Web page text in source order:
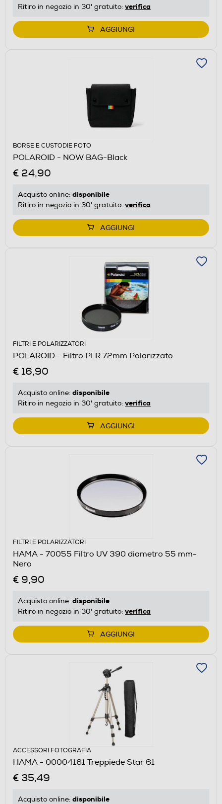
Ritiro in negozio in 30' gratuito: verifica
AGGIUNGI
BORSE E CUSTODIE FOTO
POLAROID - NOW BAG-Black
€ 24,90
Acquisto online: disponibile
Ritiro in negozio in 30' gratuito: verifica
AGGIUNGI
FILTRI E POLARIZZATORI
POLAROID - Filtro PLR 72mm Polarizzato
€ 16,90
Acquisto online: disponibile
Ritiro in negozio in 30' gratuito: verifica
AGGIUNGI
FILTRI E POLARIZZATORI
HAMA - 70055 Filtro UV 390 diametro 55 mm-
Nero
€ 9,90
Acquisto online: disponibile
Ritiro in negozio in 30' gratuito: verifica
AGGIUNGI
ACCESSORI FOTOGRAFIA
HAMA - 00004161 Treppiede Star 61
€ 35,49
Acquisto online: disponibile